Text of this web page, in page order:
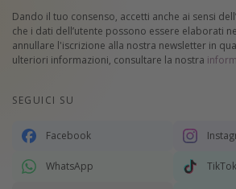
Dando il tuo consenso, accetti anche ai sensi
che i dati dell’utente possono essere elaborati
annullare l'iscrizione alla nostra newsletter in
ulteriori informazioni, consultare la nostra
SEGUICI SU
Facebook
WhatsApp TikTok